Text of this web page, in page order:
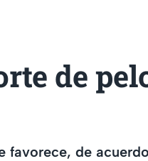
de
favorece, de